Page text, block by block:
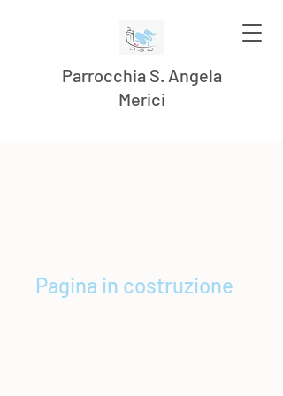
Parrocchia S. Angela
Merici
Pagina in costruzione